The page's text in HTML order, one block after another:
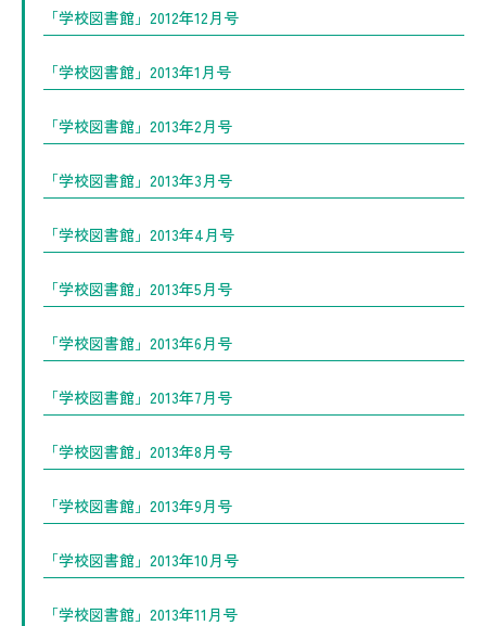
「学校図書館」2012年12月号
「学校図書館」2013年1月号
「学校図書館」2013年2月号
「学校図書館」2013年3月号
「学校図書館」2013年4月号
「学校図書館」2013年5月号
「学校図書館」2013年6月号
「学校図書館」2013年7月号
「学校図書館」2013年8月号
「学校図書館」2013年9月号
「学校図書館」2013年10月号
「学校図書館」2013年11月号